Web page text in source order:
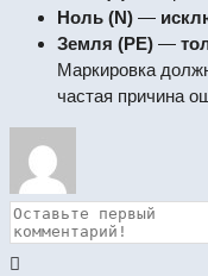
Ноль (N) —
Земля (PE) —
Маркировка
частая причина